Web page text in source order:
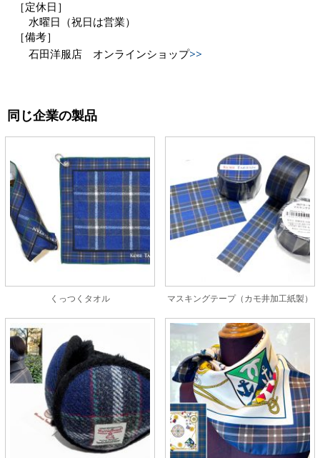
［定休日］
水曜日（祝日は営業）
［備考］
石田洋服店 オンラインショップ>>
同じ企業の製品
くっつくタオル マスキングテープ（カモ井加工紙製）